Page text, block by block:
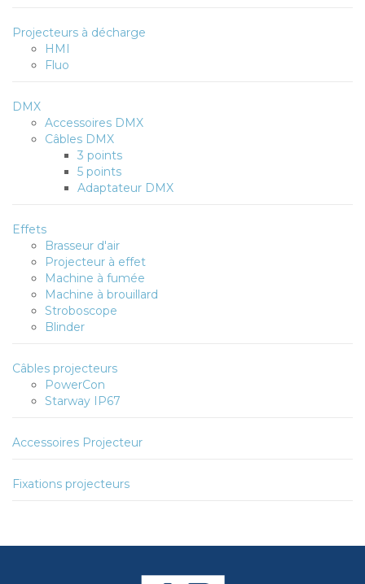
Projecteurs à décharge
HMI
Fluo
DMX
Accessoires DMX
Câbles DMX
3 points
5 points
Adaptateur DMX
Effets
Brasseur d'air
Projecteur à effet
Machine à fumée
Machine à brouillard
Stroboscope
Blinder
Câbles projecteurs
PowerCon
Starway IP67
Accessoires Projecteur
Fixations projecteurs